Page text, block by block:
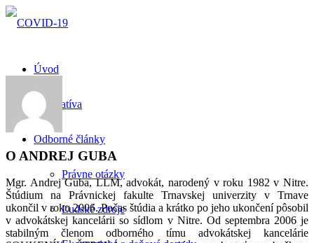
Úvod
Legislatíva
Odborné články
Právne otázky
Ľudské zdroje
O ANDREJ GUBA
Mgr. Andrej Guba, LLM, advokát, narodený v roku 1982 v Nitre.
Štúdium na Právnickej fakulte Trnavskej univerzity v Trnave
ukončil v roku 2006. Počas štúdia a krátko po jeho ukončení pôsobil
v advokátskej kancelárii so sídlom v Nitre. Od septembra 2006 je
stabilným členom odborného tímu advokátskej kancelárie